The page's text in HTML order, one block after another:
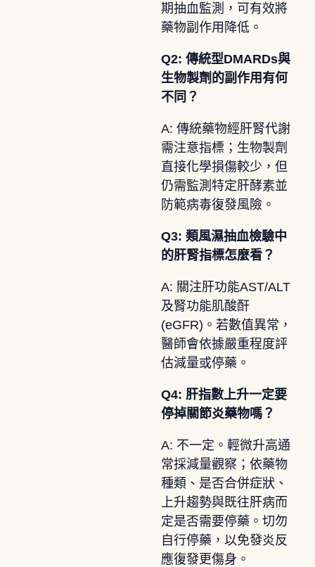
期抽血監測，可有效將
藥物副作用降低。
Q2: 傳統型DMARDs與
生物製劑的副作用有何
不同？
A: 傳統藥物經肝腎代謝
需注意指標；生物製劑
直接化學損傷較少，但
仍需監測特定肝酵素並
防範病毒復發風險。
Q3: 類風濕抽血檢驗中
的肝腎指標怎麼看？
A: 關注肝功能AST/ALT
及腎功能肌酸酐
(eGFR)。若數值異常，
醫師會依據嚴重程度評
估減量或停藥。
Q4: 肝指數上升一定要
停掉關節炎藥物嗎？
A: 不一定。輕微升高通
常採減量觀察；依藥物
種類、是否合併症狀、
上升趨勢與既往肝病而
定是否需要停藥。切勿
自行停藥，以免發炎反
應復發更傷身。